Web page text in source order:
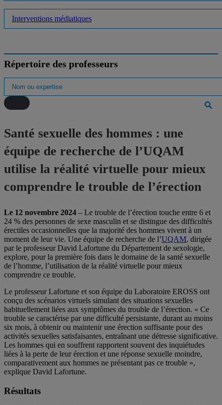
Interventions médiatiques
Répertoire des professeurs
Santé sexuelle des hommes : une
équipe de recherche de l’UQAM
utilise la réalité virtuelle pour mieux
comprendre le trouble de l’érection
Le 12 novembre 2024 – Le trouble de l’érection touche entre 6 et
24 % des personnes de sexe masculin et se distingue des difficultés
érectiles occasionnelles que la majorité des hommes vivent à un
moment de leur vie. Une équipe de recherche de l’UQAM, dirigée
par le professeur David Lafortune du Département de sexologie,
explore, pour la première fois dans le domaine de la santé sexuelle
de l’homme, l’utilisation de la réalité virtuelle pour mieux
comprendre ce trouble.
Le professeur Lafortune et son équipe du Laboratoire EROSS ont
conçu des scénarios virtuels simulant des situations sexuelles
habituellement liées aux symptômes du trouble de l’érection. « Ce
trouble se caractérise par une difficulté persistante, durant au moins
six mois, à obtenir ou maintenir une érection suffisante pour des
activités sexuelles satisfaisantes, entraînant une détresse significative.
Les hommes qui en souffrent rapportent souvent des inquiétudes
liées à la perte de leur érection et une réponse sexuelle moindre,
comparativement aux hommes ne présentant pas ce trouble »,
explique David Lafortune.
Résultats